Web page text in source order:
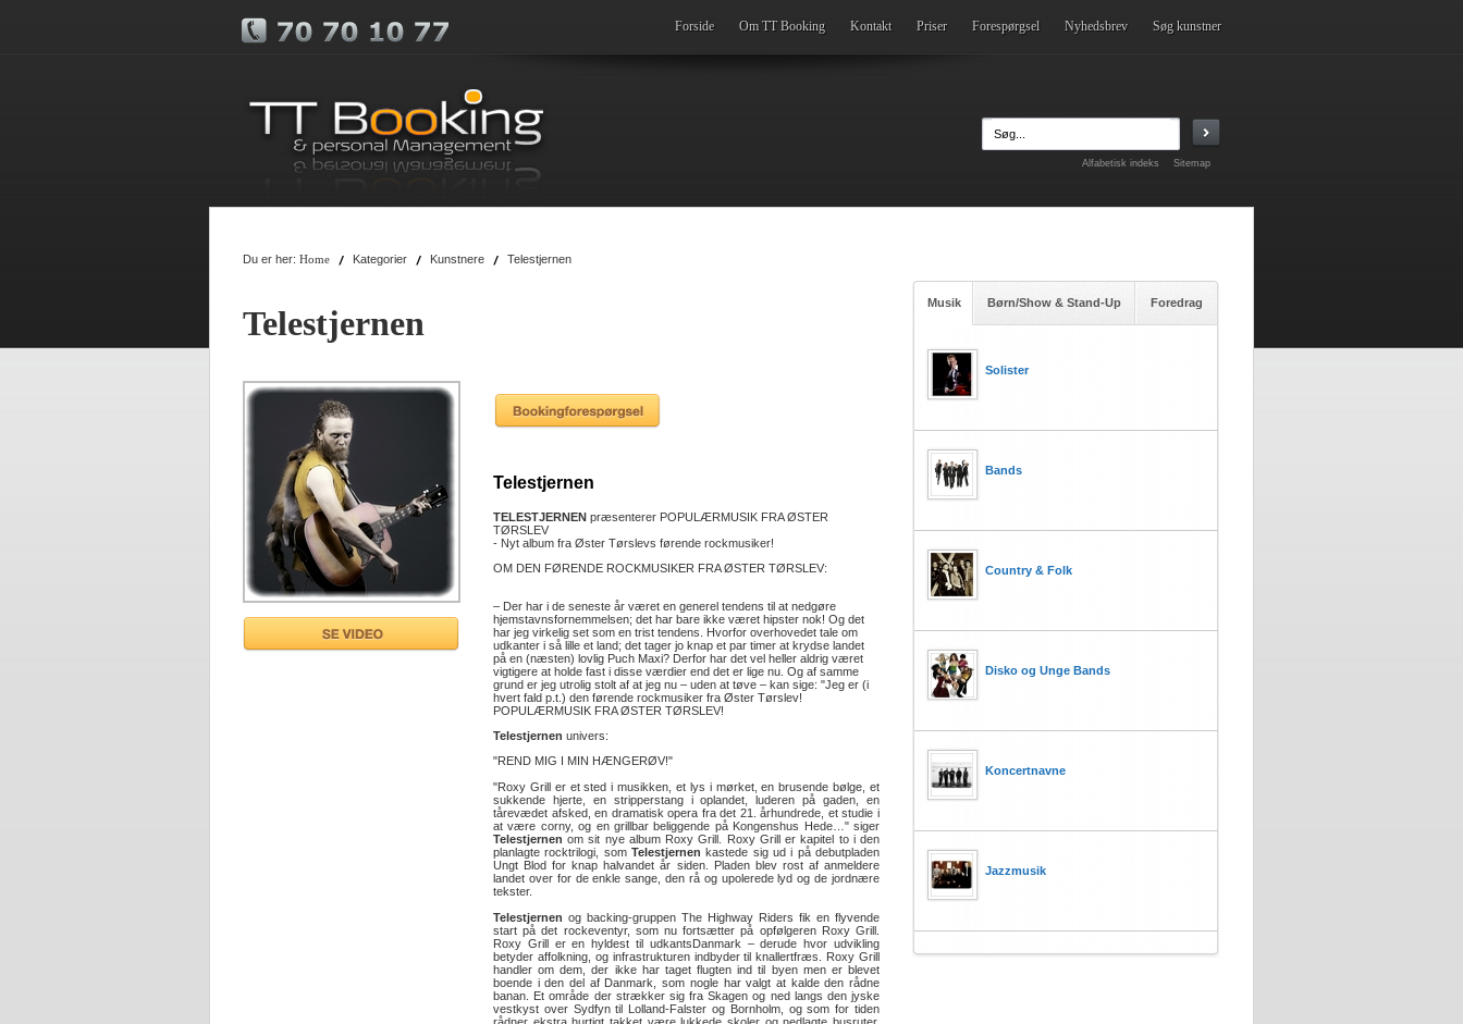
Forside Om TT Booking Kontakt Priser Forespørgsel Nyhedsbrev Søg kunstner
Alfabetisk indeks Sitemap
Du er her: Home Kategorier Kunstnere Telestjernen
Telestjernen
Telestjernen
TELESTJERNEN præsenterer POPULÆRMUSIK FRA ØSTER
TØRSLEV
- Nyt album fra Øster Tørslevs førende rockmusiker!
OM DEN FØRENDE ROCKMUSIKER FRA ØSTER TØRSLEV:
– Der har i de seneste år været en generel tendens til at nedgøre
hjemstavnsfornemmelsen; det har bare ikke været hipster nok! Og det
har jeg virkelig set som en trist tendens. Hvorfor overhovedet tale om
udkanter i så lille et land; det tager jo knap et par timer at krydse landet
på en (næsten) lovlig Puch Maxi? Derfor har det vel heller aldrig været
vigtigere at holde fast i disse værdier end det er lige nu. Og af samme
grund er jeg utrolig stolt af at jeg nu – uden at tøve – kan sige: "Jeg er (i
hvert fald p.t.) den førende rockmusiker fra Øster Tørslev!
POPULÆRMUSIK FRA ØSTER TØRSLEV!
Telestjernen univers:
"REND MIG I MIN HÆNGERØV!"
"Roxy Grill er et sted i musikken, et lys i mørket, en brusende bølge, et
sukkende hjerte, en stripperstang i oplandet, luderen på gaden, en
tårevædet afsked, en dramatisk opera fra det 21. århundrede, et studie i
at være corny, og en grillbar beliggende på Kongenshus Hede…" siger
Telestjernen om sit nye album Roxy Grill. Roxy Grill er kapitel to i den
planlagte rocktrilogi, som Telestjernen kastede sig ud i på debutpladen
Ungt Blod for knap halvandet år siden. Pladen blev rost af anmeldere
landet over for de enkle sange, den rå og upolerede lyd og de jordnære
tekster.
Telestjernen og backing-gruppen The Highway Riders fik en flyvende
start på det rockeventyr, som nu fortsætter på opfølgeren Roxy Grill.
Roxy Grill er en hyldest til udkantsDanmark – derude hvor udvikling
betyder affolkning, og infrastrukturen indbyder til knallertfræs. Roxy Grill
handler om dem, der ikke har taget flugten ind til byen men er blevet
boende i den del af Danmark, som nogle har valgt at kalde den rådne
banan. Et område der strækker sig fra Skagen og ned langs den jyske
vestkyst over Sydfyn til Lolland-Falster og Bornholm, og som for tiden
Musik Børn/Show & Stand-Up Foredrag
Solister
Bands
Country & Folk
Disko og Unge Bands
Koncertnavne
Jazzmusik